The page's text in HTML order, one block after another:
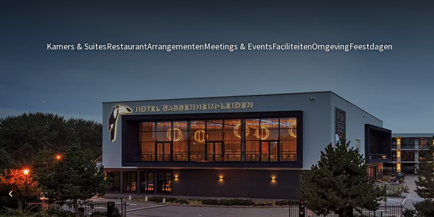
Kamers & SuitesRestaurantArrangementenMeetings & EventsFaciliteitenOmgevingFeestdagen